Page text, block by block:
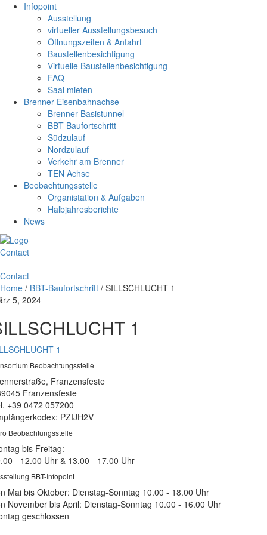
Infopoint
Ausstellung
virtueller Ausstellungsbesuch
Öffnungszeiten & Anfahrt
Baustellenbesichtigung
Virtuelle Baustellenbesichtigung
FAQ
Saal mieten
Brenner Eisenbahnachse
Brenner Basistunnel
BBT-Baufortschritt
Südzulauf
Nordzulauf
Verkehr am Brenner
TEN Achse
Beobachtungsstelle
Organistation & Aufgaben
Halbjahresberichte
News
Contact
Contact
Home / BBT-Baufortschritt / SILLSCHLUCHT 1
5, 2024
1
1
Beobachtungsstelle
Franzensfeste
Franzensfeste
+39 0472 057200
PZIJH2V
Beobachtungsstelle
bis Freitag:
- 12.00 Uhr & 13.00 - 17.00 Uhr
BBT-Infopoint
Mai bis Oktober: Dienstag-Sonntag 10.00 - 18.00 Uhr
November bis April: Dienstag-Sonntag 10.00 - 16.00 Uhr
geschlossen